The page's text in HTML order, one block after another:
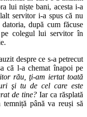
lui niște bani, acesta i-a
servitor i-a spus că nu
după cum făcuse
colegul lui servitor în
despre ce s-a petrecut
că l-a chemat înapoi pe
rău, ţi-am iertat toată
şi tu de cel care este
de tine? Iar ca răsplată
până va reuși să